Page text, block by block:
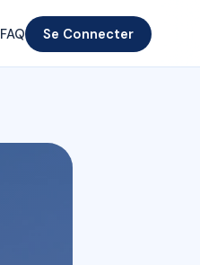
FAQ Se Connecter